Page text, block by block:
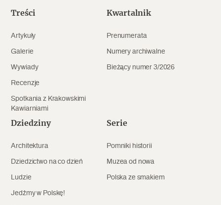
Treści
Artykuły
Galerie
Wywiady
Recenzje
Spotkania z Krakowskimi
Kawiarniami
Kwartalnik
Prenumerata
Numery archiwalne
Bieżący numer 3/2026
Dziedziny
Architektura
Dziedzictwo na co dzień
Ludzie
Jedźmy w Polskę!
Serie
Pomniki historii
Muzea od nowa
Polska ze smakiem